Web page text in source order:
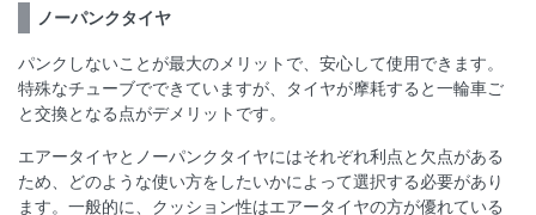
ノーパンクタイヤ
パンクしないことが最大のメリットで、安心して使用できます。
特殊なチューブでできていますが、タイヤが摩耗すると一輪車ご
と交換となる点がデメリットです。
エアータイヤとノーパンクタイヤにはそれぞれ利点と欠点がある
ため、どのような使い方をしたいかによって選択する必要があり
ます。一般的に、クッション性はエアータイヤの方が優れている